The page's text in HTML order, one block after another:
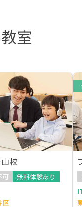
室
校
可
無料体験あり
区